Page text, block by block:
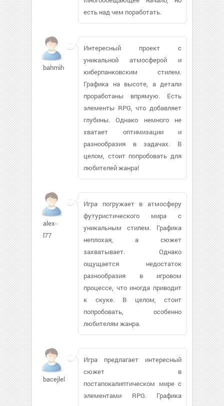
есть над чем поработать.
bahmihser
Интересный проект с
уникальной атмосферой и
киберпанковским стилем.
Графика на высоте, а детали
проработаны впрямую. Есть
элементы RPG, что добавляет
глубины. Однако немного не
хватает оптимизации и
разнообразия в задачах. В
целом, стоит попробовать для
любителей жанра!
alex-
l77
Игра погружает в атмосферу
футуристического мира с
уникальным стилем. Графика
неплохая, а сюжет
захватывает. Однако
ощущается недостаток
разнообразия в игровом
процессе, что иногда приводит
к скуке. В целом, стоит
попробовать, особенно
любителям жанра.
bacejlek994
Игра предлагает интересный
сюжет в
постапокалиптическом мире с
элементами RPG. Графика